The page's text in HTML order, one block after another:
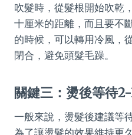
吹髮時，從髮根開始吹乾
十厘米的距離，而且要不
的時候，可以轉用冷風，
閉合，避免頭髮毛躁。
關鍵三：燙後等待
一般來說，燙髮後建議等